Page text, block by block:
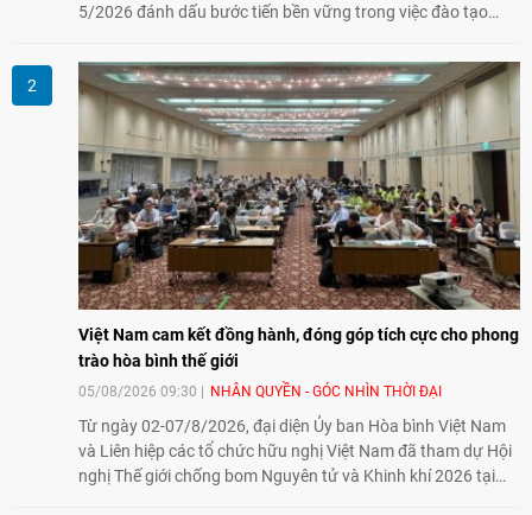
5/2026 đánh dấu bước tiến bền vững trong việc đào tạo
tại Việt Nam.
Việt Nam cam kết đồng hành, đóng góp tích cực cho phong
trào hòa bình thế giới
05/08/2026 09:30 NHÂN QUYỀN - GÓC NHÌN THỜI ĐẠI
Từ ngày 02-07/8/2026, đại diện Ủy ban Hòa bình Việt Nam
và Liên hiệp các tổ chức hữu nghị Việt Nam đã tham dự Hội
nghị Thế giới chống bom Nguyên tử và Khinh khí 2026 tại